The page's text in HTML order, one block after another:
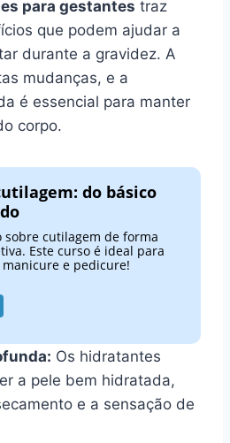
para gestantes traz
que podem ajudar a
durante a gravidez. A
mudanças, e a
é essencial para manter
corpo.
do básico
sobre cutilagem de forma
Este curso é ideal para
e pedicure!
Os hidratantes
a pele bem hidratada,
e a sensação de